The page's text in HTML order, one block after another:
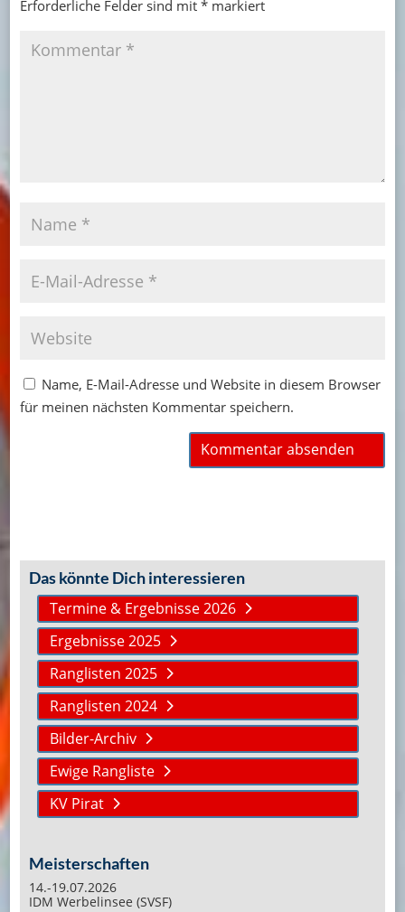
Erforderliche Felder sind mit *markiert
Name, E-Mail-Adresse und Website in diesem Browser
für meinen nächsten Kommentar speichern.
Das könnte Dich interessieren
Termine & Ergebnisse 2026
Ergebnisse 2025
Ranglisten 2025
Ranglisten 2024
Bilder-Archiv
Ewige Rangliste
KV Pirat
Meisterschaften
14.-19.07.2026
IDM Werbelinsee (SVSF)